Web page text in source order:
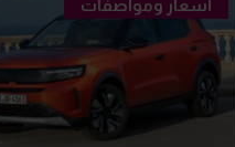
أسعار ومواصفات